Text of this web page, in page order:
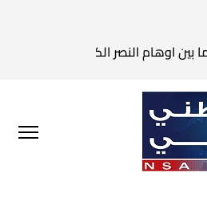
بين اوهام النصر الكامل وواقع